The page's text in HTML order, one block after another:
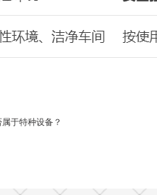
于特种设备？